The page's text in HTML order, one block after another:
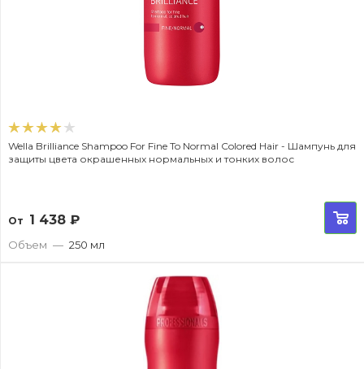
Wella Brilliance Shampoo For Fine To Normal Colored Hair - Шампунь для
защиты цвета окрашенных нормальных и тонких волос
От 1 438 ₽
Объем — 250 мл